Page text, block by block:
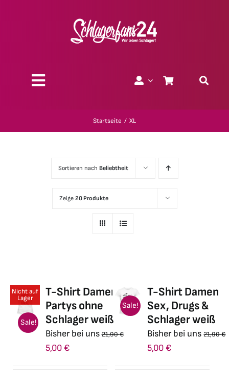
Toggle
Startseite XL
Sortieren nach Beliebtheit
Zeige 20 Produkte
Nicht auf
Lager
Sale!
T-Shirt Damen
Partys ohne
Schlager weiß
Bisher bei uns 21,90€
Ursprünglicher
5,00 €Aktueller
Sale!
T-Shirt Damen
Sex, Drugs &
Schlager weiß
Bisher bei uns 21,90€
Ursprünglicher
5,00 €Aktueller